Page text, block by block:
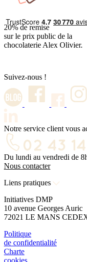
20% de remise
sur le prix public de la
chocolaterie Alex Olivier.
Suivez-nous !
Notre service client vous
Du lundi au vendredi de
Nous contacter
Liens pratiques
Initiatives DMP
10 avenue Georges Auric
72021 LE MANS
Politique
de confidentialité
Charte
cookies